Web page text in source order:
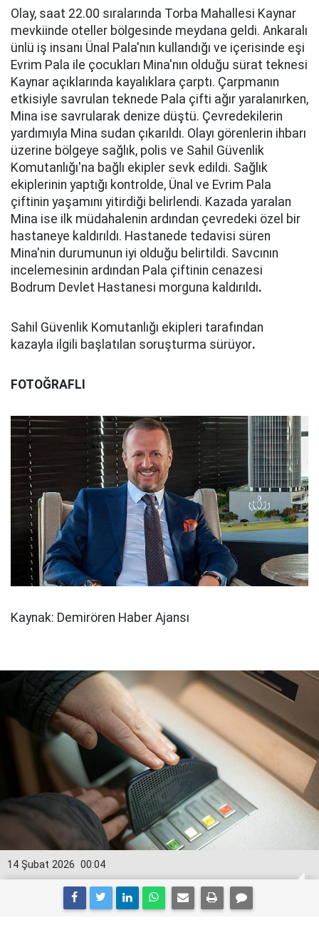
Olay, saat 22.00 sıralarında Torba Mahallesi Kaynar
mevkiinde oteller bölgesinde meydana geldi. Ankaralı
ünlü iş insanı Ünal Pala'nın kullandığı ve içerisinde eşi
Evrim Pala ile çocukları Mina'nın olduğu sürat teknesi
Kaynar açıklarında kayalıklara çarptı. Çarpmanın
etkisiyle savrulan teknede Pala çifti ağır yaralanırken,
Mina ise savrularak denize düştü. Çevredekilerin
yardımıyla Mina sudan çıkarıldı. Olayı görenlerin ihbarı
üzerine bölgeye sağlık, polis ve Sahil Güvenlik
Komutanlığı'na bağlı ekipler sevk edildi. Sağlık
ekiplerinin yaptığı kontrolde, Ünal ve Evrim Pala
çiftinin yaşamını yitirdiği belirlendi. Kazada yaralan
Mina ise ilk müdahalenin ardından çevredeki özel bir
hastaneye kaldırıldı. Hastanede tedavisi süren
Mina'nin durumunun iyi olduğu belirtildi. Savcının
incelemesinin ardından Pala çiftinin cenazesi
Bodrum Devlet Hastanesi morguna kaldırıldı.
Sahil Güvenlik Komutanlığı ekipleri tarafından
kazayla ilgili başlatılan soruşturma sürüyor.
FOTOĞRAFLI
Kaynak: Demirören Haber Ajansı
00:04
14 Şubat 2026